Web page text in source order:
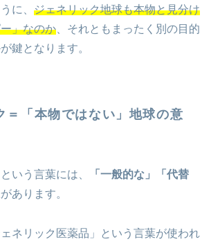
に、 ジェネリック地球も本物と見分け
」なのか 、それともまったく別の目的
鍵となります。
＝「本物ではない」地球の意
いう言葉には、
「一般的な」「代替
あります。
ネリック医薬品」という言葉が使われ